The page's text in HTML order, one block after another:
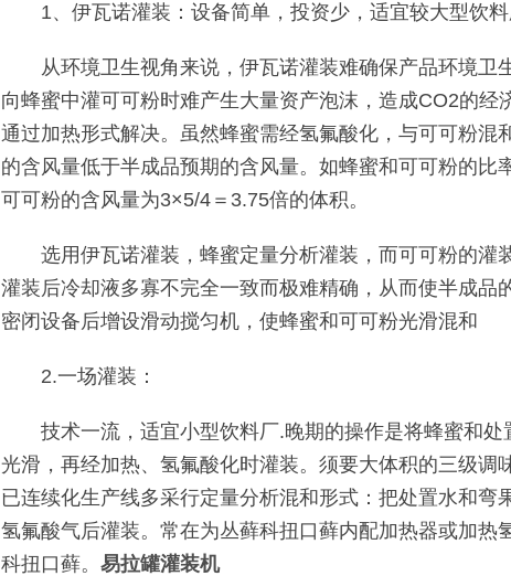
1、伊瓦诺灌装：设备简单，投资少，适宜较大型饮
从环境卫生视角来说，伊瓦诺灌装难确保产品环境卫
向蜂蜜中灌可可粉时难产生大量资产泡沫，造成CO2的经
通过加热形式解决。虽然蜂蜜需经氢氟酸化，与可可粉混
的含风量低于半成品预期的含风量。如蜂蜜和可可粉的比
可可粉的含风量为3×5/4＝3.75倍的体积。
选用伊瓦诺灌装，蜂蜜定量分析灌装，而可可粉的灌
灌装后冷却液多寡不完全一致而极难精确，从而使半成品
密闭设备后增设滑动搅匀机，使蜂蜜和可可粉光滑混和
2.一场灌装：
技术一流，适宜小型饮料厂.晚期的操作是将蜂蜜和
光滑，再经加热、氢氟酸化时灌装。须要大体积的三级调
已连续化生产线多采行定量分析混和形式：把处置水和弯
氢氟酸气后灌装。常在为丛藓科扭口藓内配加热器或加热
科扭口藓。 易拉罐灌装机